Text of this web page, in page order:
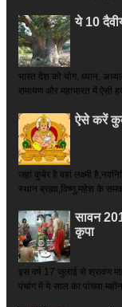
ये 10
भारत देश को योग, ध्यान,
रामायण और महाभारत में ऐसी
ऐसे करें
जहां कुबेर है­ वहां लक्ष्मी
स्थान ब्रह्मा,विष्णु,महेश के
सावन
कृपा
इस वर्ष 17 जुलाई से श्रावण
पंचांग में ये साल का पांचवा